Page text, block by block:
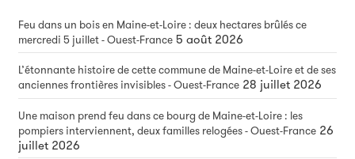
Feu dans un bois en Maine-et-Loire : deux hectares brûlés ce
mercredi 5 juillet - Ouest-France 5 août 2026
L’étonnante histoire de cette commune de Maine-et-Loire et de ses
anciennes frontières invisibles - Ouest-France 28 juillet 2026
Une maison prend feu dans ce bourg de Maine-et-Loire : les
pompiers interviennent, deux familles relogées - Ouest-France 26
juillet 2026